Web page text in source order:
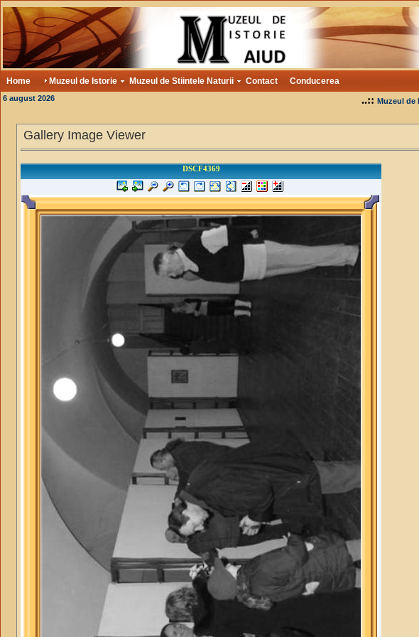
Home Muzeul de Istorie Muzeul de Stiintele Naturii Contact Conducerea
6 august 2026
..:: Muzeul de
Gallery Image Viewer
DSCF4369